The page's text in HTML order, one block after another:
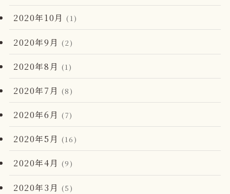
2020年10月 (1)
2020年9月 (2)
2020年8月 (1)
2020年7月 (8)
2020年6月 (7)
2020年5月 (16)
2020年4月 (9)
2020年3月 (5)